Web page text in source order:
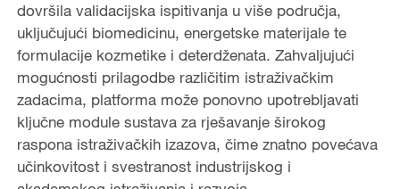
dovršila validacijska ispitivanja u više područja,
uključujući biomedicinu, energetske materijale te
formulacije kozmetike i deterdženata. Zahvaljujući
mogućnosti prilagodbe različitim istraživačkim
zadacima, platforma može ponovno upotrebljavati
ključne module sustava za rješavanje širokog
raspona istraživačkih izazova, čime znatno povećava
učinkovitost i svestranost industrijskog i